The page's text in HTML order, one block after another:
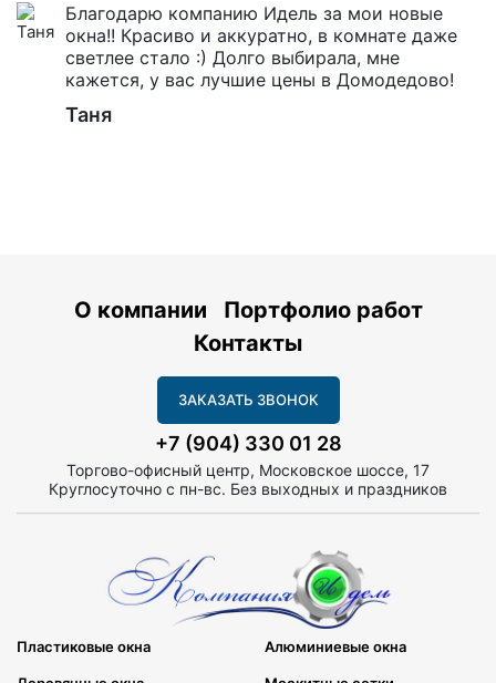
Благодарю компанию Идель за мои новые
окна!! Красиво и аккуратно, в комнате даже
светлее стало :) Долго выбирала, мне
кажется, у вас лучшие цены в Домодедово!
Таня
О компании
Портфолио работ
Контакты
ЗАКАЗАТЬ ЗВОНОК
+7 (904) 330 01 28
Торгово-офисный центр, Московское шоссе, 17
Круглосуточно с пн-вс. Без выходных и праздников
Пластиковые окна Алюминиевые окна